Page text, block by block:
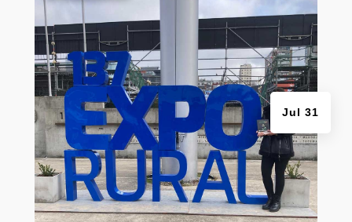
Jul 31